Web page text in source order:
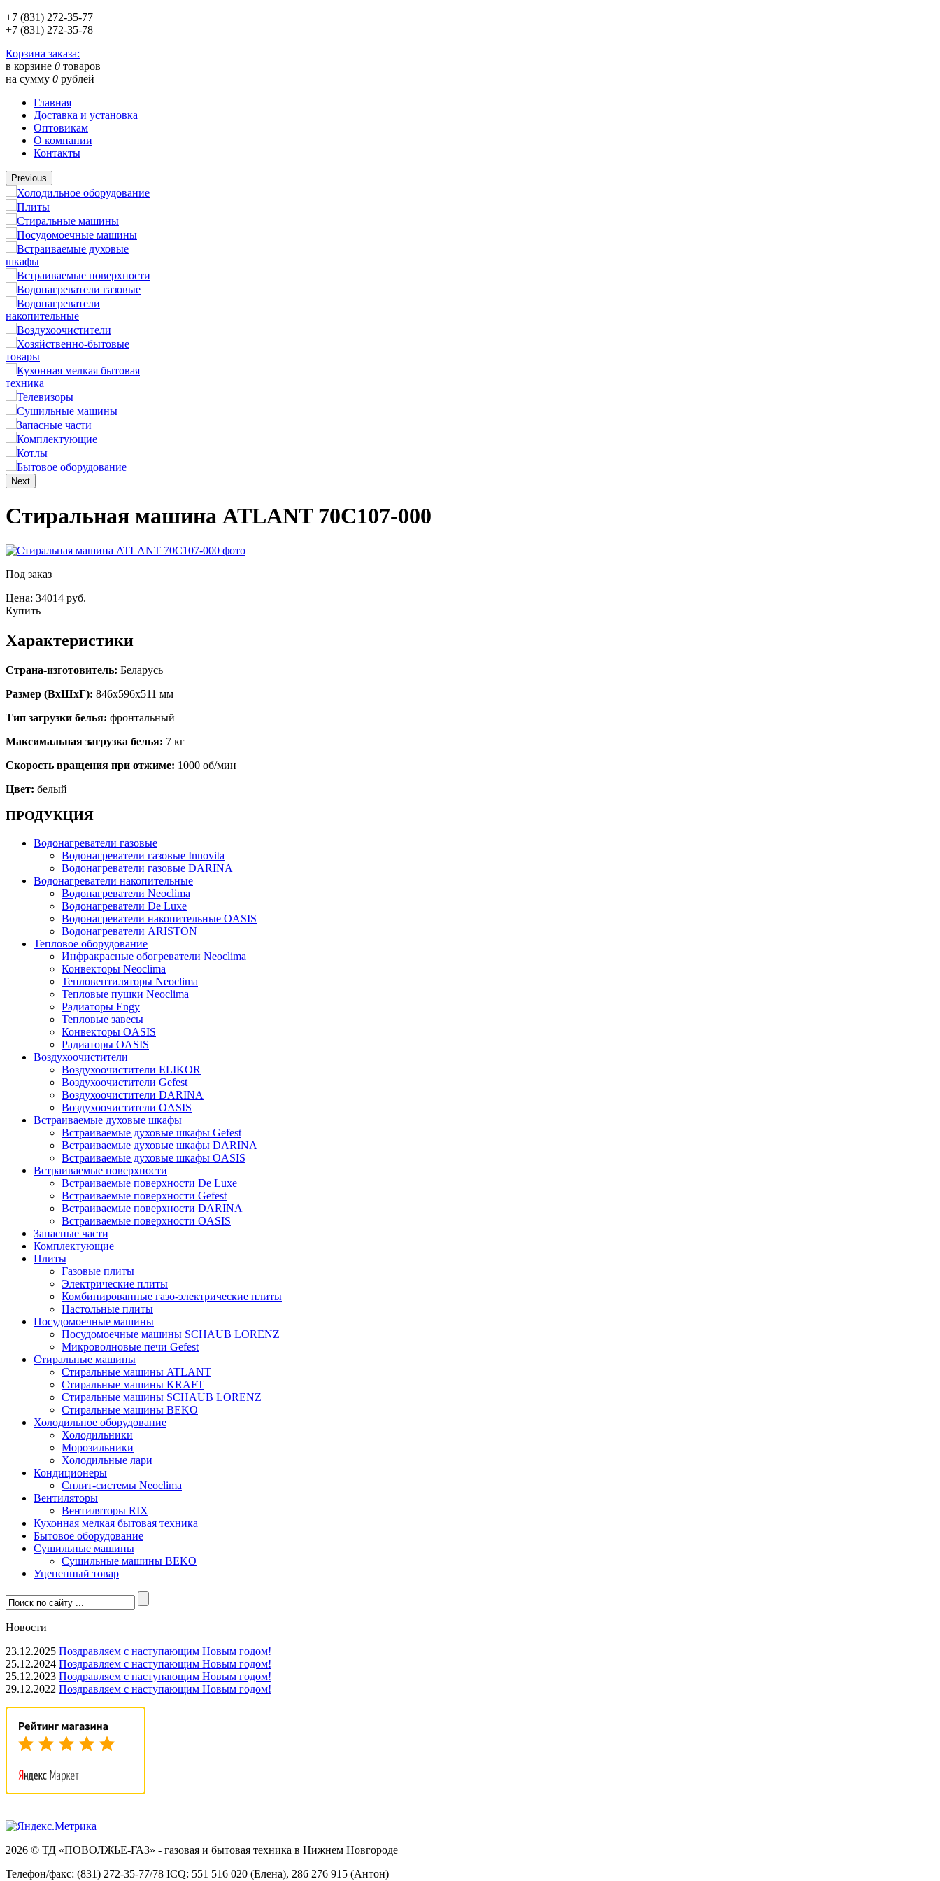
+7 (831) 272-35-77
+7 (831) 272-35-78
Корзина заказа:
в корзине 0 товаров
на сумму 0 рублей
Главная
Доставка и установка
Оптовикам
О компании
Контакты
Previous
Холодильное оборудование
Плиты
Стиральные машины
Посудомоечные машины
Встраиваемые духовые
шкафы
Встраиваемые поверхности
Водонагреватели газовые
Водонагреватели
накопительные
Воздухоочистители
Хозяйственно-бытовые
товары
Кухонная мелкая бытовая
техника
Телевизоры
Сушильные машины
Запасные части
Комплектующие
Котлы
Бытовое оборудование
Next
Стиральная машина ATLANT 70С107-000
Под заказ
Цена: 34014 руб.
Купить
Характеристики
Страна-изготовитель: Беларусь
Размер (ВхШхГ): 846x596x511 мм
Тип загрузки белья: фронтальный
Максимальная загрузка белья: 7 кг
Скорость вращения при отжиме: 1000 об/мин
Цвет: белый
ПРОДУКЦИЯ
Водонагреватели газовые
Водонагреватели газовые Innovita
Водонагреватели газовые DARINA
Водонагреватели накопительные
Водонагреватели Neoclima
Водонагреватели De Luxe
Водонагреватели накопительные OASIS
Водонагреватели ARISTON
Тепловое оборудование
Инфракрасные обогреватели Neoclima
Конвекторы Neoclima
Тепловентиляторы Neoclima
Тепловые пушки Neoclima
Радиаторы Engy
Тепловые завесы
Конвекторы OASIS
Радиаторы OASIS
Воздухоочистители
Воздухоочистители ELIKOR
Воздухоочистители Gefest
Воздухоочистители DARINA
Воздухоочистители OASIS
Встраиваемые духовые шкафы
Встраиваемые духовые шкафы Gefest
Встраиваемые духовые шкафы DARINA
Встраиваемые духовые шкафы OASIS
Встраиваемые поверхности
Встраиваемые поверхности De Luxe
Встраиваемые поверхности Gefest
Встраиваемые поверхности DARINA
Встраиваемые поверхности OASIS
Запасные части
Комплектующие
Плиты
Газовые плиты
Электрические плиты
Комбинированные газо-электрические плиты
Настольные плиты
Посудомоечные машины
Посудомоечные машины SCHAUB LORENZ
Микроволновые печи Gefest
Стиральные машины
Стиральные машины ATLANT
Стиральные машины KRAFT
Стиральные машины SCHAUB LORENZ
Стиральные машины BEKO
Холодильное оборудование
Холодильники
Морозильники
Холодильные лари
Кондиционеры
Сплит-системы Neoclima
Вентиляторы
Вентиляторы RIX
Кухонная мелкая бытовая техника
Бытовое оборудование
Сушильные машины
Сушильные машины BEKO
Уцененный товар
Новости
23.12.2025 Поздравляем с наступающим Новым годом!
25.12.2024 Поздравляем с наступающим Новым годом!
25.12.2023 Поздравляем с наступающим Новым годом!
29.12.2022 Поздравляем с наступающим Новым годом!
2026 © ТД «ПОВОЛЖЬЕ-ГАЗ» - газовая и бытовая техника в Нижнем Новгороде
Телефон/факс: (831) 272-35-77/78 ICQ: 551 516 020 (Елена), 286 276 915 (Антон)